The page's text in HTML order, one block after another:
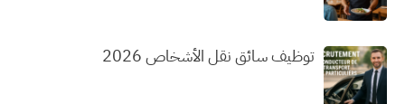
توظيف سائق نقل الأشخاص 2026